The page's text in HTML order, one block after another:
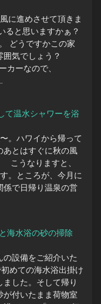
に進めさせて頂きま
ると思いますかぁ？
どうですかこの家
気でしょう？
カーなので、
て温水シャワーを浴
。ハワイから帰って
あとはすぐに秋の風
こうなりますと、
。ところが、今月に
係で日帰り温泉の営
海水浴の砂の掃除
の設備をご紹介いた
めての海水浴出掛け
した。そして帰り
が付いたまま荷物室